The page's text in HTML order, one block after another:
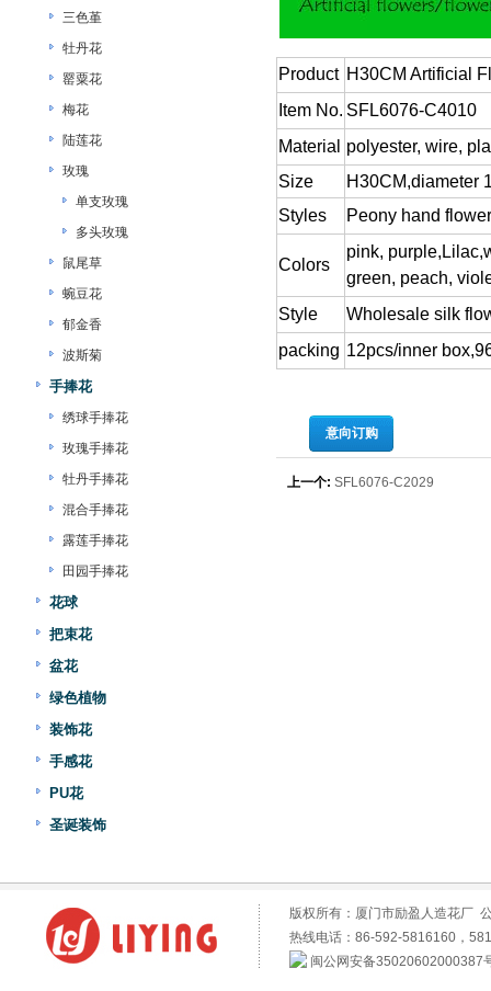
三色堇
牡丹花
罂粟花
梅花
陆莲花
玫瑰
单支玫瑰
多头玫瑰
鼠尾草
蜿豆花
郁金香
波斯菊
手捧花
绣球手捧花
玫瑰手捧花
牡丹手捧花
混合手捧花
露莲手捧花
田园手捧花
花球
把束花
盆花
绿色植物
装饰花
手感花
PU花
圣诞装饰
Product H30CM Artificial
Item No. SFL6076-C4010
Material
polyester, wire,
Size
H30CM,diameter
Styles
Peony hand
Colors
pink,
green, peach,
Style
Wholesale silk
packing 12pcs/inner
意向订购
上一个: SFL6076-C2029
版权所有：厦门市励盈人造花厂
热线电话：86-592-5816160，
闽公网安备35020602000387